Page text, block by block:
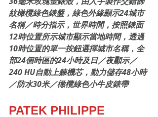
紋橄欖綠色錶盤，綠色外緣顯示24城市
名稱／時分指示，世界時間，按照錶面
12時位置所示城市顯示當地時間，透過
10時位置的單一按鈕選擇城市名稱，全
部24個時區的24小時及日／夜顯示／
240 HU自動上鍊機芯，動力儲存48小時
／防水30米／橄欖綠色小牛皮錶帶
PATEK PHILIPPE